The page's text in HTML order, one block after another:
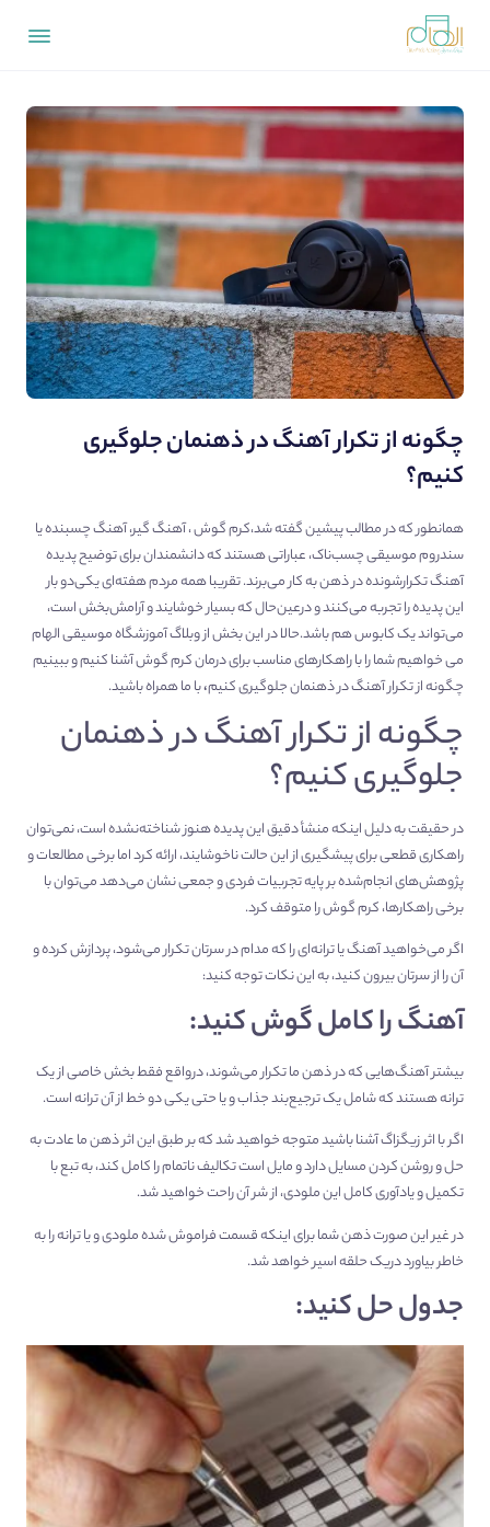
چگونه از تکرار آهنگ در ذهنمان جلوگیری
کنیم؟
همانطور که در مطالب پیشین گفته شد،کرم گوش ، آهنگ گیر، آهنگ چسبنده یا
سندروم موسیقی چسب‌ناک، عباراتی هستند که دانشمندان برای توضیح پدیده
آهنگ تکرارشونده در ذهن به کار می‌برند. تقریبا همه مردم هفته‌ای یکی‌دو بار
این پدیده را تجربه می‌کنند و درعین‌حال که بسیار خوشایند و آرامش‌بخش است،
می‌تواند یک کابوس هم باشد.حالا در این بخش از وبلاگآموزشگاه موسیقی الهام
می خواهیم شما را با راهکارهای مناسب برای درمان کرم گوش آشنا کنیم و ببینیم
چگونه از تکرار آهنگ در ذهنمان جلوگیری کنیم،با ما همراه باشید.
چگونه از تکرار آهنگ در ذهنمان
جلوگیری کنیم؟
در حقیقت به دلیل اینکه منشأ دقیق این پدیده هنوز شناخته‌نشده است، نمی‌توان
راهکاری قطعی برای پیشگیری از این حالت ناخوشایند، ارائه کرد اما برخی مطالعات و
پژوهش‌های انجام‌شده بر پایه تجربیات فردی و جمعی نشان می‌دهد می‌توان با
برخی راهکارها، کرم گوش را متوقف کرد.
اگر می‌خواهید آهنگ یا ترانه‌ای را که مدام در سرتان تکرار می‌شود، پردازش کرده و
آن را از سرتان بیرون کنید، به این نکات توجه کنید:
آهنگ را کامل گوش کنید:
بیشتر آهنگ‌هایی که در ذهن ما تکرار می‌شوند، درواقع فقط بخش خاصی از یک
ترانه هستند که شامل یک ترجیع‌بند جذاب و یا حتی یکی دو خط از آن ترانه است.
اگر با اثر زیگزاگ آشنا باشید متوجه خواهید شد که بر طبق این اثر ذهن ما عادت به
حل و روشن کردن مسایل دارد و مایل است تکالیف ناتمام را کامل کند، به تبع با
تکمیل و یادآوری کامل این ملودی، از شر آن راحت خواهید شد.
در غیر این صورت ذهن شما برای اینکه قسمت فراموش شده ملودی و یا ترانه را به
خاطر بیاورد دریک حلقه اسیر خواهد شد.
جدول حل کنید: